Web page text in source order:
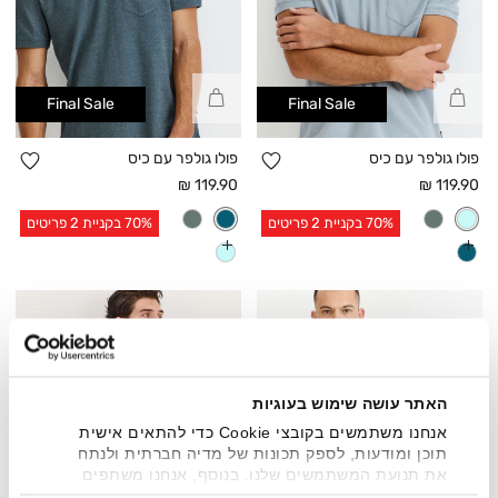
האתר עושה שימוש בעוגיות
אנחנו משתמשים בקובצי Cookie כדי להתאים אישית
תוכן ומודעות, לספק תכונות של מדיה חברתית ולנתח
את תנועת המשתמשים שלנו. בנוסף, אנחנו משתפים
Final Sale
קנייה
מהירה
פולו גולפר עם כיס
הוספה
למועדפים
מחיר
אחרי
הנחה
119.90 ₪
עוד
70% בקניית 2 פריטים
Final Sale
קנייה
מהירה
פולו גולפר עם כיס
מחיר
אחרי
הנחה
119.90 ₪
עוד
70% בקניית 2 פריטים